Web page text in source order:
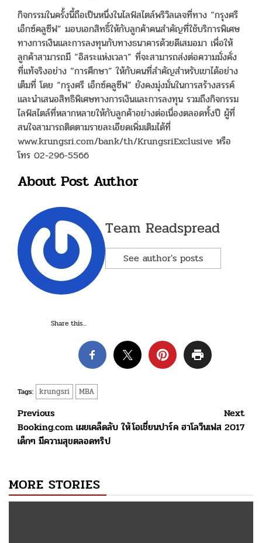
กิจกรรมในครั้งนี้ถือเป็นหนึ่งในไลฟ์สไตล์พริวิลเลจที่ทาง “กรุงศรี
เอ็กซ์คลูซีฟ” มอบเอกสิทธิ์ให้กับลูกค้าคนสำคัญที่ใช้บริการพิเศษ
ทางการเงินและการลงทุนกับทางธนาคารด้วยดีเสมอมา เพื่อให้
ลูกค้าสามารถมี “อิสระแห่งเวลา” ที่จะสามารถส่งต่อความมั่งคั่ง
ที่แท้จริงอย่าง “การศึกษา” ให้กับคนที่สำคัญสำหรับเขาได้อย่าง
เต็มที่ โดย “กรุงศรี เอ็กซ์คลูซีฟ” ยังคงมุ่งมั่นในการสร้างสรรค์
และนำเสนอสิทธิพิเศษทางการเงินและการลงทุน รวมถึงกิจกรรม
ไลฟ์สไตล์ที่หลากหลายให้กับลูกค้าอย่างต่อเนื่องตลอดทั้งปี ผู้ที่
สนใจสามารถติดตามรายละเอียดเพิ่มเติมได้ที่
www.krungsri.com/bank/th/KrungsriExclusive หรือ
โทร 02-296-5566
About Post Author
Team Readspread
See author's posts
Share this...
Tags: krungsri MBA
Post
navigation
Previous
Booking.com เผยเคล็ดลับ ให้
เด็กๆ มีความสุขตลอดทริป
Next
โอเชี่ยนปาร์ค ฮาโลวีนเฟส 2017
MORE STORIES